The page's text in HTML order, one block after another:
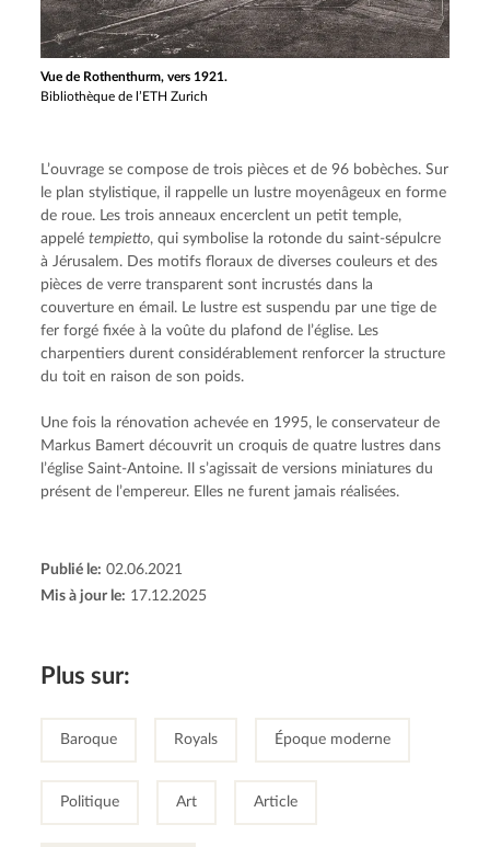
Vue de Rothenthurm, vers 1921.
Bibliothèque de l’ETH Zurich
L’ouvrage se compose de trois pièces et de 96 bobèches. Sur
le plan stylistique, il rappelle un lustre moyenâgeux en forme
de roue. Les trois anneaux encerclent un petit temple,
appelé tempietto, qui symbolise la rotonde du saint-sépulcre
à Jérusalem. Des motifs floraux de diverses couleurs et des
pièces de verre transparent sont incrustés dans la
couverture en émail. Le lustre est suspendu par une tige de
fer forgé fixée à la voûte du plafond de l’église. Les
charpentiers durent considérablement renforcer la structure
du toit en raison de son poids.
Une fois la rénovation achevée en 1995, le conservateur de
Markus Bamert découvrit un croquis de quatre lustres dans
l’église Saint-Antoine. Il s’agissait de versions miniatures du
présent de l’empereur. Elles ne furent jamais réalisées.
Publié le: 02.06.2021
Mis à jour le: 17.12.2025
Plus sur:
Baroque Royals Époque moderne
Politique Art Article